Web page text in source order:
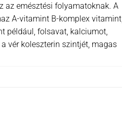
az emésztési folyamatoknak. A
A-vitamint B-komplex
például, folsavat, kalciumot,
vér koleszterin szintjét, magas